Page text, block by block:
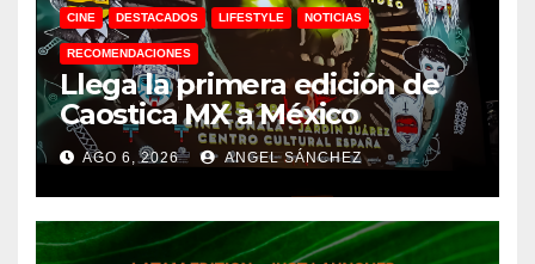
CINE DESTACADOS LIFESTYLE NOTICIAS
RECOMENDACIONES
Llega la primera edición de
Caostica MX a México
AGO 6, 2026 ANGEL SÁNCHEZ